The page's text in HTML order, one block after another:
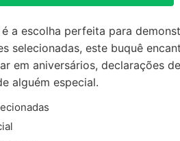
é a escolha perfeita para
selecionadas, este buquê
em aniversários, declarações
alguém especial.